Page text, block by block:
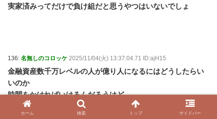
実家済みってだけで負け組だと思うやつはいないでしょ
136: 名無しのコロッケ 2025/11/04(火) 13:37:04.71 ID:ajH15
金融資産数千万レベルの人が億り人になるにはどうしたらい
いのか
時間をかければいけるんだろうけど
ホーム 検索 トップ サイドバー